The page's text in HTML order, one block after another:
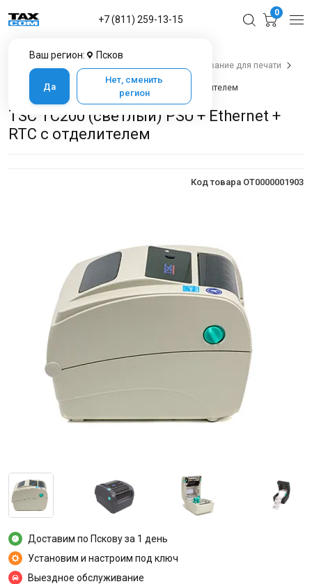
Ваш регион: Псков
Да
Нет, сменить
регион
+7 (811) 259-13-15
0
Оборудование для печати
TSC TC200 PSU
TSC TC200 (светлый) PSU + Ethernet + RTC с отделителем
TSC TC200 (светлый) PSU + Ethernet +
RTC с отделителем
Код товара OT0000001903
Доставим по Пскову за 1 день
Установим и настроим под ключ
Выездное обслуживание